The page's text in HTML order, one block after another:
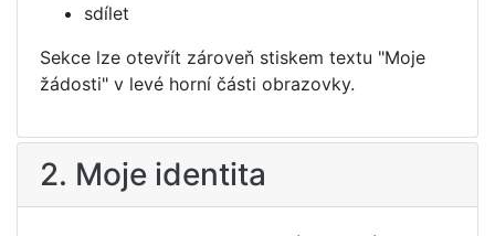
sdílet
Sekce lze otevřít zároveň stiskem textu "Moje
žádosti" v levé horní části obrazovky.
2. Moje identita